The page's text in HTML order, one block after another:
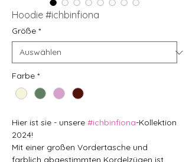
Hoodie #ichbinfiona
Größe *
Farbe *
Hier ist sie - unsere #ichbinfiona-Kollektion
2024!
Mit einer großen Vordertasche und
farblich abgestimmten Kordelzügen ist